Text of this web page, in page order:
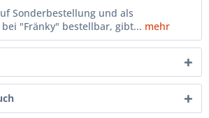
Sonderbestellung und als
"Fränky" bestellbar, gibt... mehr